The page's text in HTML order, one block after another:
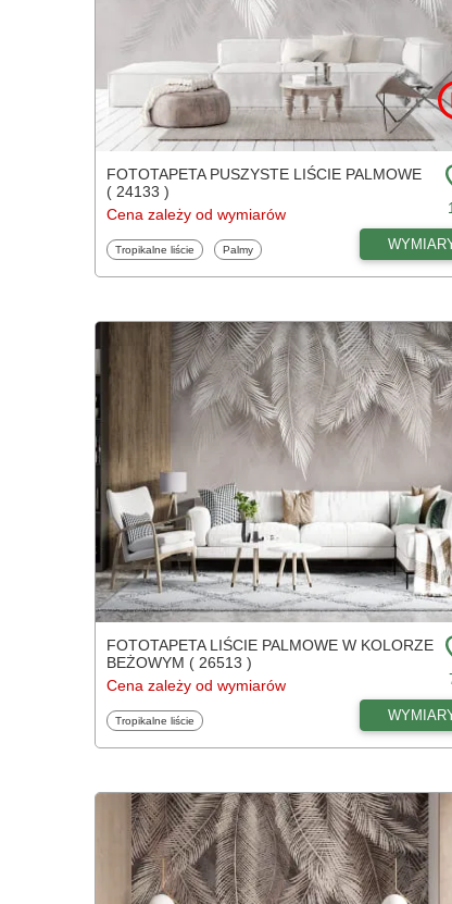
FOTOTAPETA PUSZYSTE LIŚCIE PALMOWE
( 24133 )
Cena zależy od wymiarów
Fototapety
Tropikalne liście Fototapety
Palmy
FOTOTAPETA LIŚCIE PALMOWE W KOLORZE
BEŻOWYM ( 26513 )
Cena zależy od wymiarów
Fototapety
Tropikalne liście